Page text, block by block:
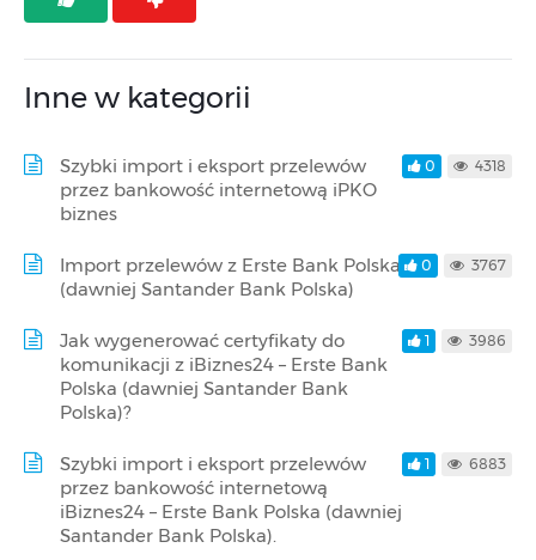
Inne w kategorii
Szybki import i eksport przelewów
przez bankowość internetową iPKO
biznes
0 4318
Import przelewów z Erste Bank Polska
(dawniej Santander Bank Polska)
0 3767
Jak wygenerować certyfikaty do
komunikacji z iBiznes24 – Erste Bank
Polska (dawniej Santander Bank
Polska)?
1 3986
Szybki import i eksport przelewów
przez bankowość internetową
iBiznes24 – Erste Bank Polska (dawniej
Santander Bank Polska).
1 6883